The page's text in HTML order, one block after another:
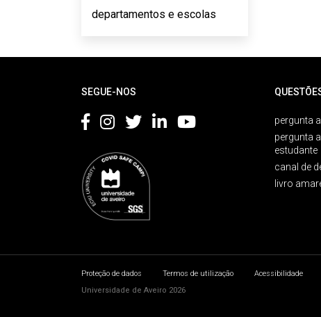
departamentos e escolas
SEGUE-NOS
pergunta
pergunta
estudante
canal de
livro
Proteção de dados Termos de utilização Acessibilidade
Universidade de Aveiro 2026